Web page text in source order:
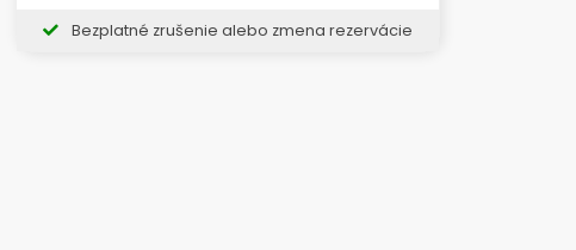
Bezplatné zrušenie alebo zmena rezervácie